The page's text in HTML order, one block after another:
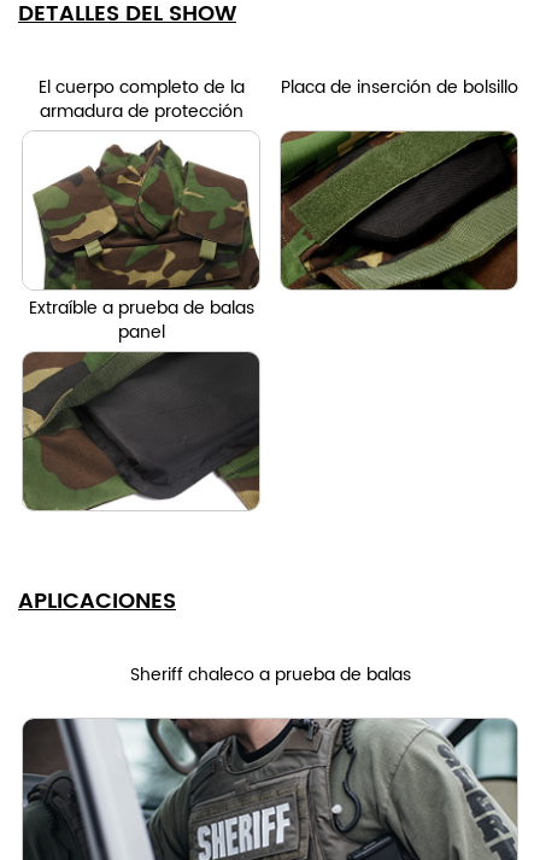
DETALLES DEL SHOW
El cuerpo completo de la
armadura de protección
Placa de inserción de bolsillo
Extraíble a prueba de balas
panel
APLICACIONES
Sheriff chaleco a prueba de balas